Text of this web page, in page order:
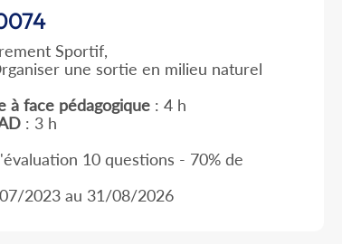
Sportif,
une sortie en milieu naturel
à face pédagogique: 4 h
: 3 h
10 questions - 70% de
2023 au 31/08/2026